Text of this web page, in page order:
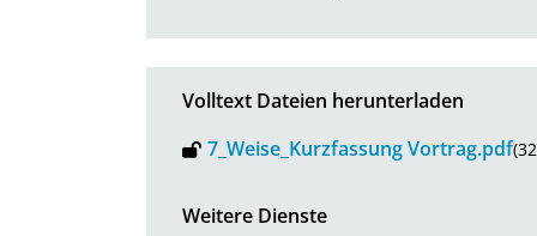
Volltext Dateien herunterladen
7_Weise_Kurzfassung Vortrag.pdf
Weitere Dienste